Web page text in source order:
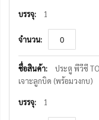
1
ประตู พีวีซี
เจาะลูกบิด (พร้อมวงกบ)
1